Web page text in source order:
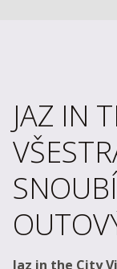
JAZ IN
Jaz in the City